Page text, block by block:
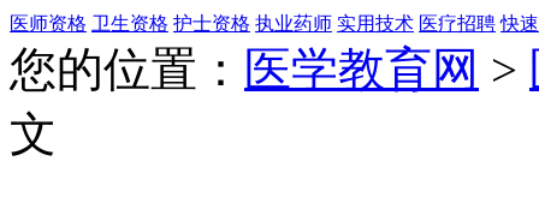
医师资格 卫生资格 护士资格 执业药师 实用技术 医疗招聘 快
您的位置： 医学教育网 >
文